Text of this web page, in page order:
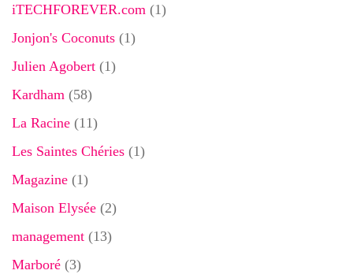
iTECHFOREVER.com (1)
Jonjon's Coconuts (1)
Julien Agobert (1)
Kardham (58)
La Racine (11)
Les Saintes Chéries (1)
Magazine (1)
Maison Elysée (2)
management (13)
Marboré (3)